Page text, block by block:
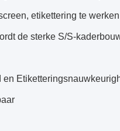
etikettering te
de sterke S/S-